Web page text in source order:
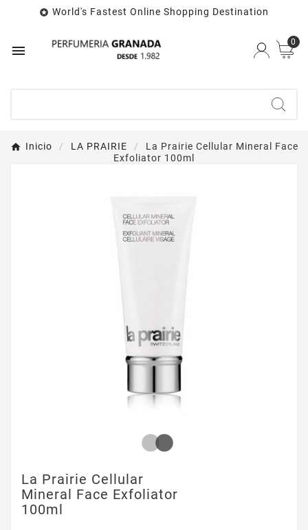
 World's Fastest Online Shopping Destination

0
Inicio LA PRAIRIE
La Prairie Cellular Mineral Face
Exfoliator 100ml
La Prairie Cellular
Mineral Face Exfoliator
100ml